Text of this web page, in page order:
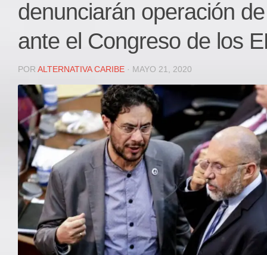
JUDICIAL
REGIONAL
DEPARTAMENTAL
Internacional
OPINIÓN
Contactenos
facebook
Twitter
Instagram
Registro ISSN: 2711-3299
denunciarán operación
ante el Congreso de los
POR ALTERNATIVA CARIBE · MAYO 21, 2020